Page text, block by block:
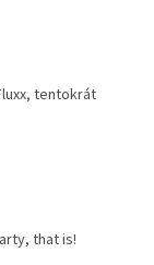
tentokrát
that is!